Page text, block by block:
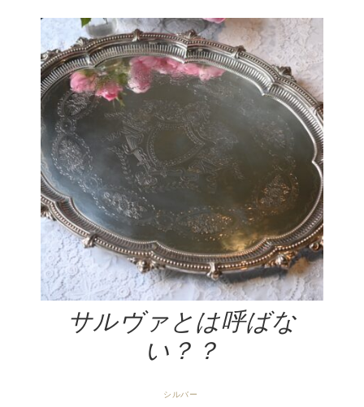
サルヴァとは呼ばな
い？？
シルバー